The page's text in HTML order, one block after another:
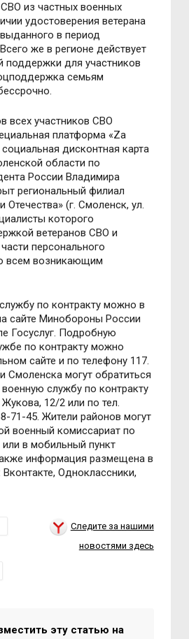
из частных военных
удостоверения ветерана
в период
же в регионе действует
поддержки для участников
семьям
всех участников СВО
платформа «Za
дисконтная карта
области по
России Владимира
региональный филиал
(г. Смоленск, ул.
которого
ветеранов СВО и
персонального
всем возникающим
по контракту можно в
сайте Минобороны России
Госуслуг. Подробную
по контракту можно
сайте и по телефону 117.
Смоленска могут обратиться
службу по контракту
12/2 или по тел.
71-45. Жители районов могут
военный комиссариат по
в мобильный пункт
информация размещена в
Одноклассники,
Следите за нашими
новостями здесь
эту статью на